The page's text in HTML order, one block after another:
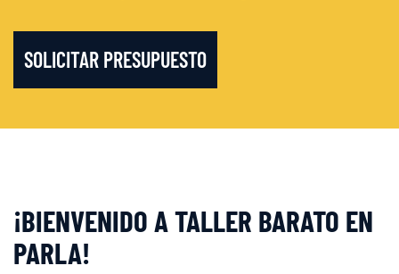
SOLICITAR PRESUPUESTO
¡BIENVENIDO A TALLER BARATO EN
PARLA!